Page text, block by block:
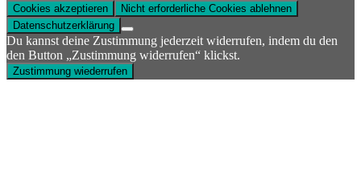
Cookies akzeptieren
Nicht erforderliche Cookies ablehnen
Datenschutzerklärung
Du kannst deine Zustimmung jederzeit widerrufen, indem du den
den Button „Zustimmung widerrufen“ klickst.
Zustimmung wiederrufen